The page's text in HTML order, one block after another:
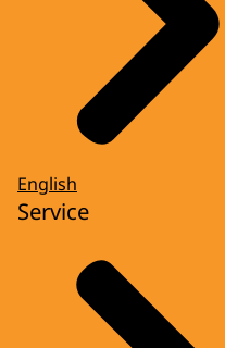
English
Service